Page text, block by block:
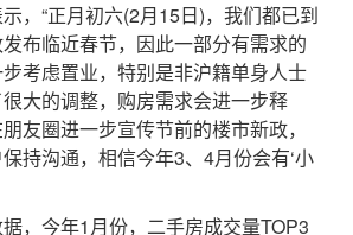
“正月初六(2月15日)，我们都已到
布临近春节，因此一部分有需求的
考虑置业，特别是非沪籍单身人士
大的调整，购房需求会进一步释
友圈进一步宣传节前的楼市新政，
持沟通，相信今年3、4月份会有‘小
今年1月份，二手房成交量TOP3